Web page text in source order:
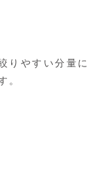
りやすい分量に
。